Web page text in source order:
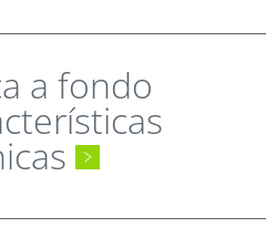
a fondo